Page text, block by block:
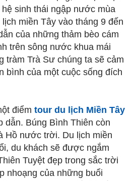
sinh thái ngập nước mùa
miền Tây vào tháng 9 đến
của những thảm bèo cám
trên sông nước khua mái
tràm Trà Sư chúng ta sẽ cảm
bình của một cuộc sống đích
điểm tour du lịch Miền Tây
dẫn. Búng Bình Thiên còn
Hồ nước trời. Du lịch miền
du khách sẽ được ngắm
Tuyệt đẹp trong sắc trời
nhoạng của những buổi